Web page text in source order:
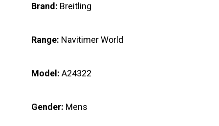
Brand: Breitling
Range: Navitimer World
Model: A24322
Gender: Mens